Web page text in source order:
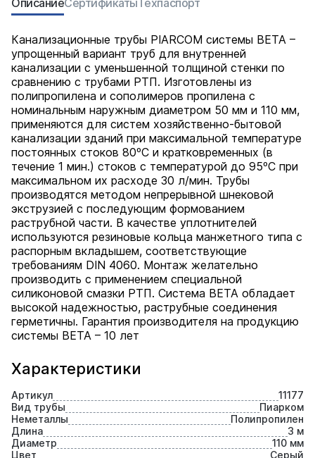
Характеристики
Артикул
11177
Вид трубы
Пиарком
Неметаллы
Полипропилен
Длина
3 м
Диаметр
110 мм
Цвет
Серый
ОписаниеСертификатыТехпаспорт
Канализационные трубы PIARCOM системы BETA –
упрощенный вариант труб для внутренней
канализации с уменьшенной толщиной стенки по
сравнению с трубами РТП. Изготовлены из
полипропилена и сополимеров пропилена с
номинальным наружным диаметром 50 мм и 110 мм,
применяются для систем хозяйственно-бытовой
канализации зданий при максимальной температуре
постоянных стоков 80ºС и кратковременных (в
течение 1 мин.) стоков с температурой до 95ºС при
максимальном их расходе 30 л/мин. Трубы
производятся методом непрерывной шнековой
экструзией с последующим формованием
раструбной части. В качестве уплотнителей
используются резиновые кольца манжетного типа с
распорным вкладышем, соответствующие
требованиям DIN 4060. Монтаж желательно
производить с применением специальной
силиконовой смазки РТП. Система BETA обладает
высокой надежностью, раструбные соединения
герметичны. Гарантия производителя на продукцию
системы BETA – 10 лет